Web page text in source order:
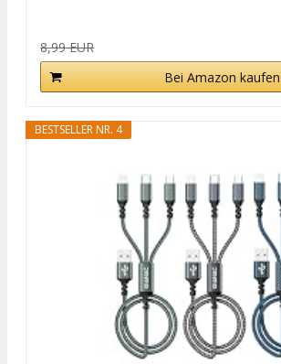
8,99 EUR
Bei Amazon kaufen
BESTSELLER NR. 4